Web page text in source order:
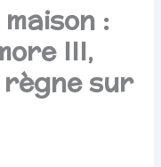
:
III,
sur